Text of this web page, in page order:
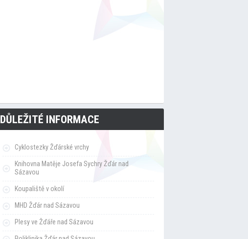
DŮLEŽITÉ INFORMACE
Cyklostezky Žďárské vrchy
Knihovna Matěje Josefa Sychry Žďár nad
Sázavou
Koupaliště v okolí
MHD Žďár nad Sázavou
Plesy ve Žďáře nad Sázavou